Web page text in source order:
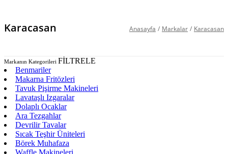
Karacasan Anasayfa / Markalar / Karacasan
Markanın Kategorileri FİLTRELE
Benmariler
Makarna Fritözleri
Tavuk Pişirme Makineleri
Lavataşlı Izgaralar
Dolaplı Ocaklar
Ara Tezgahlar
Devrilir Tavalar
Sıcak Teşhir Üniteleri
Börek Muhafaza
Waffle Makineleri